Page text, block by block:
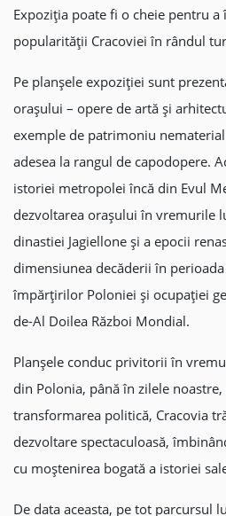
Expoziția poate fi o cheie pentru
popularității Cracoviei în rândul
Pe planșele expoziției sunt
orașului – opere de artă și
exemple de patrimoniu nematerial
adesea la rangul de capodopere.
istoriei metropolei încă din Evul
dezvoltarea orașului în vremurile
dinastiei Jagiellone și a epocii
dimensiunea decăderii în
împărțirilor Poloniei și ocupației
de-Al Doilea Război Mondial.
Planșele conduc privitorii în
din Polonia, până în zilele
transformarea politică, Cracovia
dezvoltare spectaculoasă,
cu moștenirea bogată a istoriei
De data aceasta, pe tot parcursul